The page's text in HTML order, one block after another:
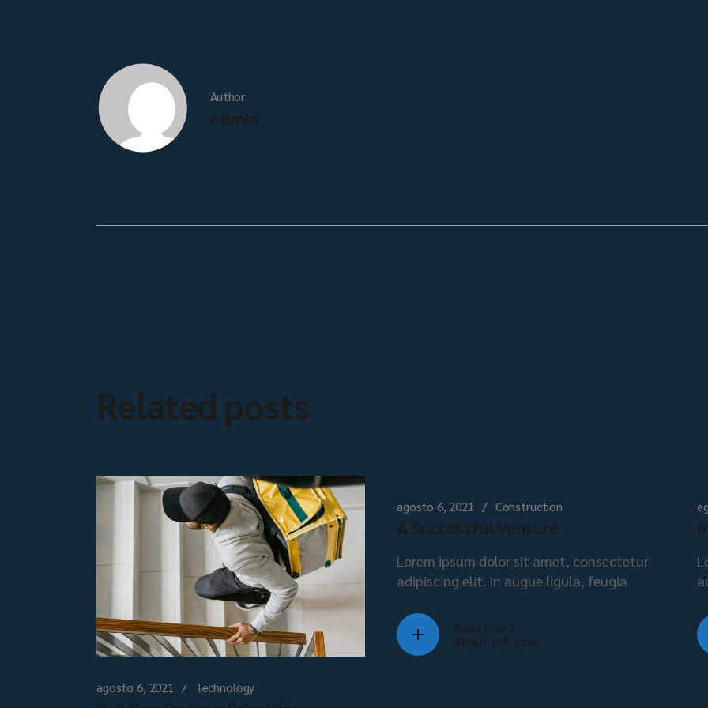
Author
admin
Related posts
agosto 6, 2021 Technology
agosto 6, 2021 Construction
A Successful Venture
Lorem ipsum dolor sit amet, consectetur
adipiscing elit. In augue ligula, feugia
Read more
about this case